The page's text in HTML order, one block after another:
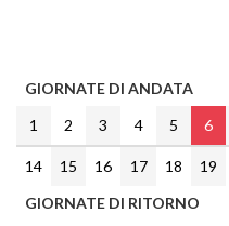
GIORNATE DI ANDATA
1
2 3 4 5 6
14 15 16 17 18 19
GIORNATE DI RITORNO